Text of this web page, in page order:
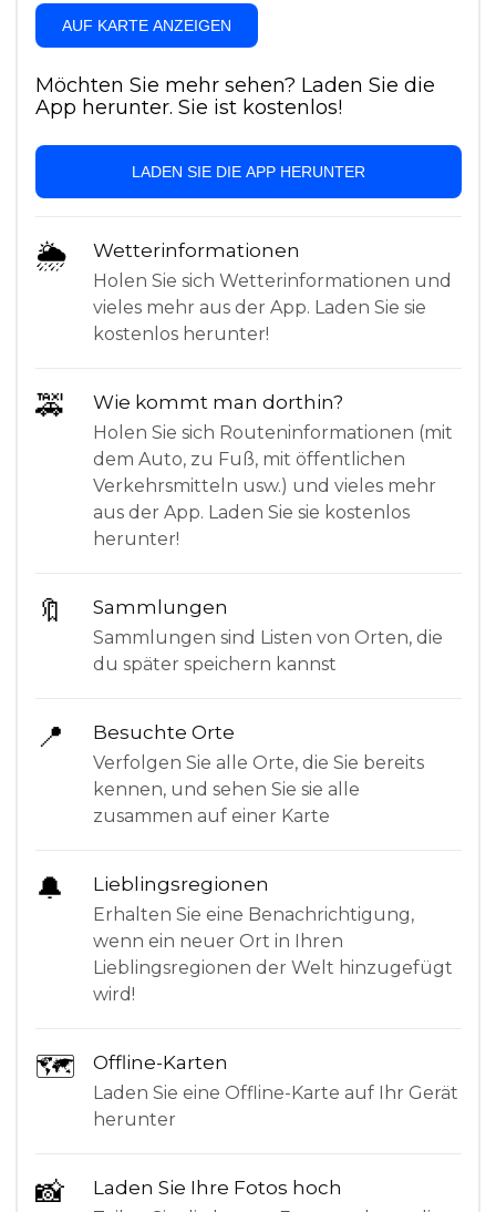
AUF KARTE ANZEIGEN
Möchten Sie mehr sehen? Laden Sie die
App herunter. Sie ist kostenlos!
LADEN SIE DIE APP HERUNTER
🌦 Wetterinformationen
Holen Sie sich Wetterinformationen und
vieles mehr aus der App. Laden Sie sie
kostenlos herunter!
🚕 Wie kommt man dorthin?
Holen Sie sich Routeninformationen (mit
dem Auto, zu Fuß, mit öffentlichen
Verkehrsmitteln usw.) und vieles mehr
aus der App. Laden Sie sie kostenlos
herunter!
🔖 Sammlungen
Sammlungen sind Listen von Orten, die
du später speichern kannst
📍 Besuchte Orte
Verfolgen Sie alle Orte, die Sie bereits
kennen, und sehen Sie sie alle
zusammen auf einer Karte
🔔 Lieblingsregionen
Erhalten Sie eine Benachrichtigung,
wenn ein neuer Ort in Ihren
Lieblingsregionen der Welt hinzugefügt
wird!
🗺 Offline-Karten
Laden Sie eine Offline-Karte auf Ihr Gerät
herunter
📸 Laden Sie Ihre Fotos hoch